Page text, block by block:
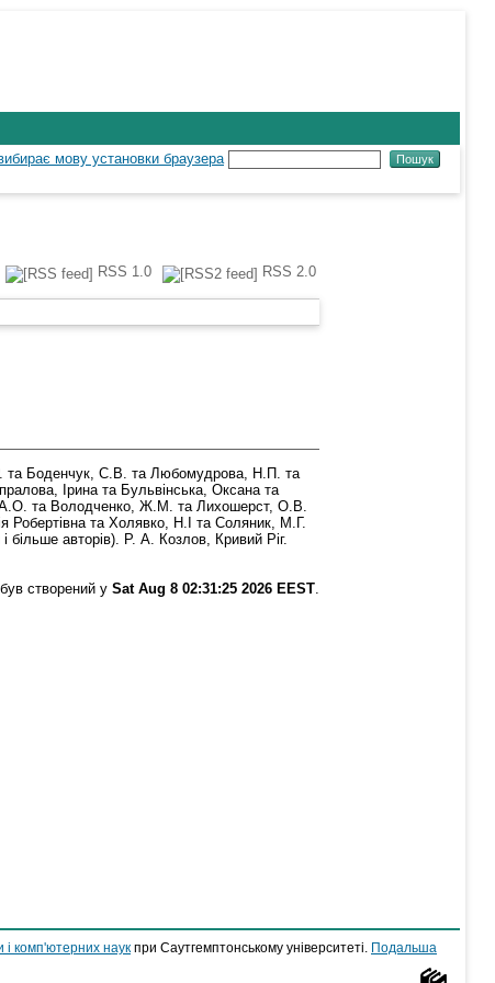
RSS 1.0 RSS 2.0
та Боденчук, С.В. та Любомудрова, Н.П.
та
Ірина та Бульвінська, Оксана та
та Володченко, Ж.М. та Лихошерст, О.В.
Робертівна та Холявко, Н.І та Соляник, М.Г.
більше авторів). Р. А. Козлов, Кривий Ріг.
створений у Sat Aug 8 02:31:25 2026 EEST
і комп'ютерних наук при Саутгемптонському університеті.
Подальша